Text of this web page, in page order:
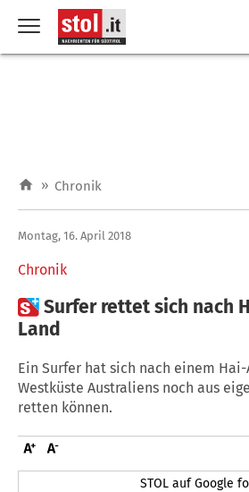
» Chronik
Chronik
Montag, 16. April 2018
Surfer rettet sich nach
Land
Ein Surfer hat sich nach einem
Westküste Australiens noch aus
retten können.
STOL auf Google